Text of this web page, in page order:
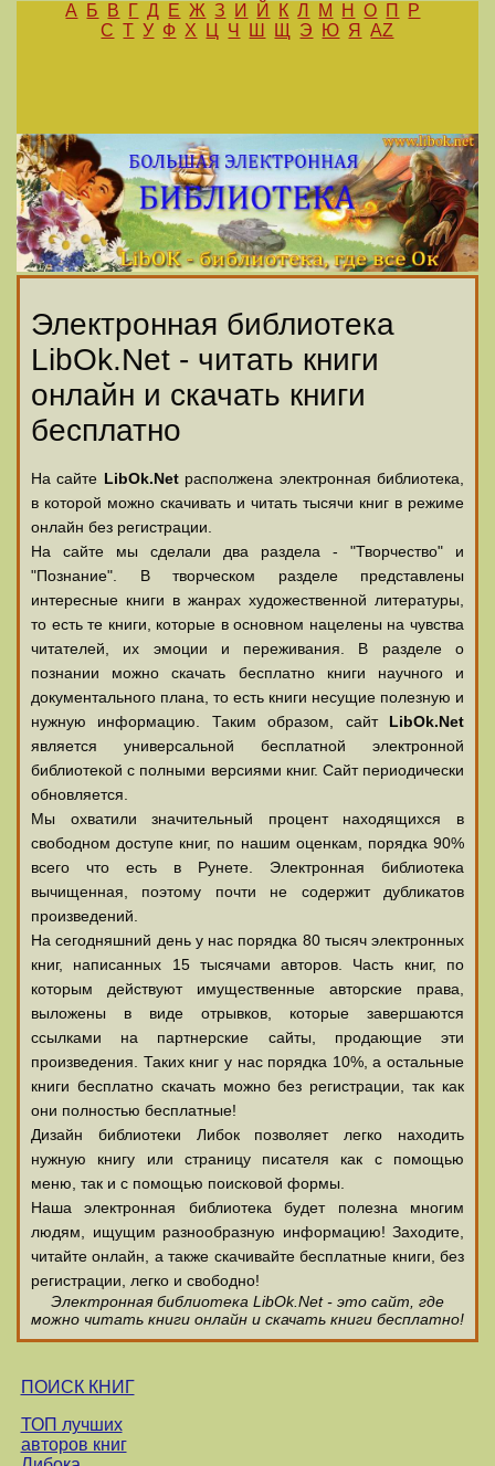
А Б В Г Д Е Ж З И Й К Л М Н О П
Р
С Т У Ф Х Ц Ч Ш Щ Э Ю Я AZ
Электронная библиотека
LibOk.Net - читать книги
онлайн и скачать книги
бесплатно
На сайте LibOk.Netрасполжена электронная библиотека,
в которой можно скачивать и читать тысячи книг в режиме
онлайн без регистрации.
На сайте мы сделали два раздела - "Творчество" и
"Познание". В творческом разделе представлены
интересные книги в жанрах художественной литературы,
то есть те книги, которые в основном нацелены на чувства
читателей, их эмоции и переживания. В разделе о
познании можно скачать бесплатно книги научного и
документального плана, то есть книги несущие полезную и
нужную информацию. Таким образом, сайт LibOk.Net
является универсальной бесплатной электронной
библиотекой с полными версиями книг. Сайт периодически
обновляется.
Мы охватили значительный процент находящихся в
свободном доступе книг, по нашим оценкам, порядка 90%
всего что есть в Рунете. Электронная библиотека
вычищенная, поэтому почти не содержит дубликатов
произведений.
На сегодняшний день у нас порядка 80 тысяч электронных
книг, написанных 15 тысячами авторов. Часть книг, по
которым действуют имущественные авторские права,
выложены в виде отрывков, которые завершаются
ссылками на партнерские сайты, продающие эти
произведения. Таких книг у нас порядка 10%, а остальные
книги бесплатно скачать можно без регистрации, так как
они полностью бесплатные!
Дизайн библиотеки Либок позволяет легко находить
нужную книгу или страницу писателя как с помощью
меню, так и с помощью поисковой формы.
Наша электронная библиотека будет полезна многим
людям, ищущим разнообразную информацию! Заходите,
читайте онлайн, а также скачивайте бесплатные книги, без
регистрации, легко и свободно!
Электронная библиотека LibOk.Net - это сайт, где
можно читать книги онлайн и скачать книги бесплатно!
ПОИСК КНИГ
ТОП лучших
авторов книг